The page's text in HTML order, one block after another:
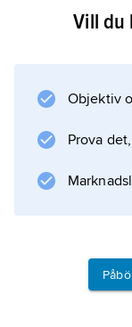
Karl Ivar
Vill du
Objektiv
Prova